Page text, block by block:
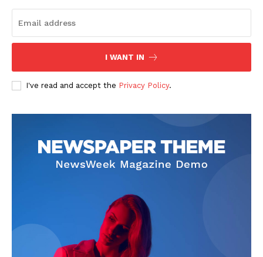
I WANT IN
I've read and accept the Privacy Policy.